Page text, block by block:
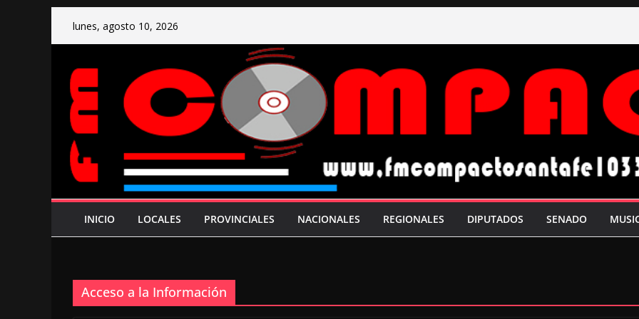
lunes, agosto 10, 2026
INICIO LOCALES PROVINCIALES NACIONALES REGIONALES DIPUTADOS SENADO
Acceso a la Información